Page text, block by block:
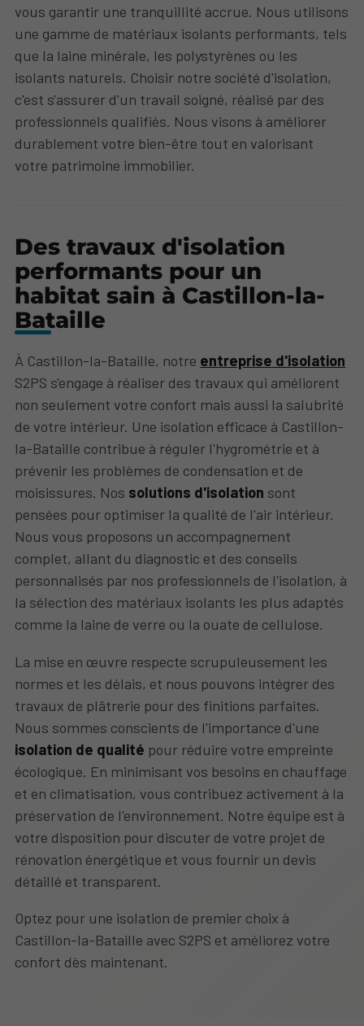
vous garantir une tranquillité accrue. Nous utilisons
une gamme de matériaux isolants performants, tels
que la laine minérale, les polystyrènes ou les
isolants naturels. Choisir notre société d'isolation,
c'est s'assurer d'un travail soigné, réalisé par des
professionnels qualifiés. Nous visons à améliorer
durablement votre bien-être tout en valorisant
votre patrimoine immobilier.
Des travaux d'isolation
performants pour un
habitat sain à Castillon-la-
Bataille
À Castillon-la-Bataille, notre entreprise d'isolation
S2PS s'engage à réaliser des travaux qui améliorent
non seulement votre confort mais aussi la salubrité
de votre intérieur. Une isolation efficace à Castillon-
la-Bataille contribue à réguler l'hygrométrie et à
prévenir les problèmes de condensation et de
moisissures. Nos solutions d'isolation sont
pensées pour optimiser la qualité de l'air intérieur.
Nous vous proposons un accompagnement
complet, allant du diagnostic et des conseils
personnalisés par nos professionnels de l'isolation, à
la sélection des matériaux isolants les plus adaptés
comme la laine de verre ou la ouate de cellulose.
La mise en œuvre respecte scrupuleusement les
normes et les délais, et nous pouvons intégrer des
travaux de plâtrerie pour des finitions parfaites.
Nous sommes conscients de l'importance d'une
isolation de qualité pour réduire votre empreinte
écologique. En minimisant vos besoins en chauffage
et en climatisation, vous contribuez activement à la
préservation de l'environnement. Notre équipe est à
votre disposition pour discuter de votre projet de
rénovation énergétique et vous fournir un devis
détaillé et transparent.
Optez pour une isolation de premier choix à
Castillon-la-Bataille avec S2PS et améliorez votre
confort dès maintenant.